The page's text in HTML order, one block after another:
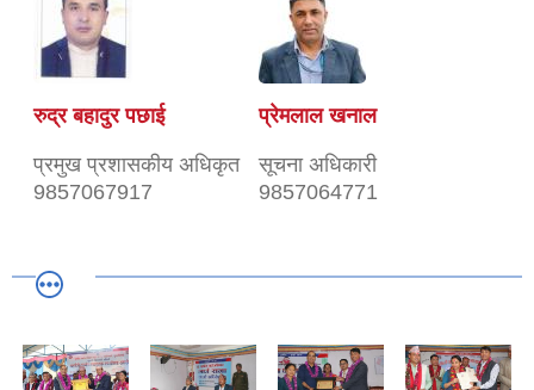
रुद्र बहादुर पछाई
प्रमुख प्रशासकीय अधिकृत
9857067917
प्रेमलाल खनाल
सूचना अधिकारी
9857064771